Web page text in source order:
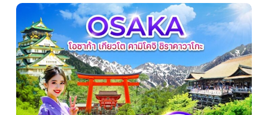
เส้นทางที่ต้องการ
หน้าแรก